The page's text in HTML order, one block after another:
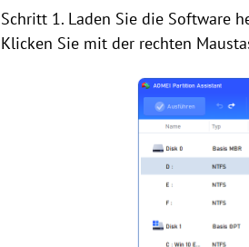
Schritt 1. Laden Sie die Software
Klicken Sie mit der rechten